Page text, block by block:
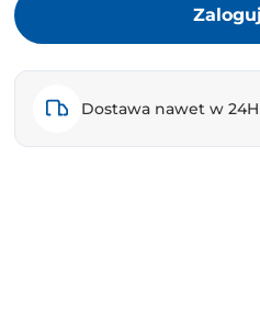
Dostawa nawet w 24H